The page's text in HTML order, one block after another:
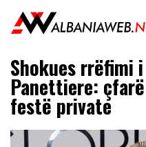
Shokues rrëfimi
Panettiere:
festë private